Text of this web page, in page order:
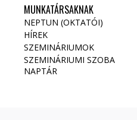
MUNKATÁRSAKNAK
NEPTUN (OKTATÓI)
HÍREK
SZEMINÁRIUMOK
SZEMINÁRIUMI SZOBA
NAPTÁR